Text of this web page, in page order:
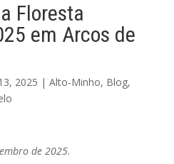
Floresta
em Arcos de
2025 | Alto-Minho, Blog,
de 2025.